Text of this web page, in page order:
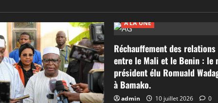
A LA UNE
Réchauffement des
entre le Mali et le Benin : le
président élu Romuald
à Bamako.
admin 10 juillet 2026 0